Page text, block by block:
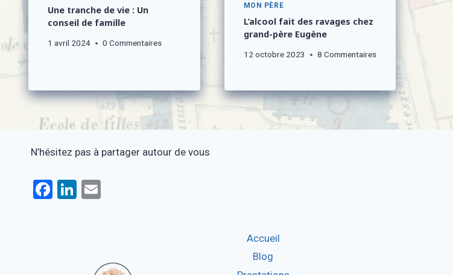
Une tranche de vie : Un
conseil de famille
1 avril 2024 0 Commentaires
MON PÈRE
L’alcool fait des ravages chez
grand-père Eugène
12 octobre 2023 8 Commentaires
N’hésitez pas à partager autour de vous
F
Li
Accueil
Blog